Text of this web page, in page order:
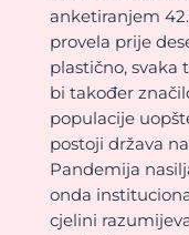
anketiranjem
provela prije
plastično, svaka
bi također
populacije
postoji država
Pandemija
onda
cjelini